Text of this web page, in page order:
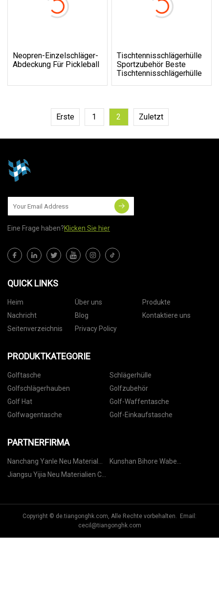
Neopren-Einzelschläger-
Abdeckung Für Pickleball
Tischtennisschlägerhülle
Sportzubehör Beste
Tischtennisschlägerhülle
Erste 1 2 Zuletzt
Eine Frage haben?Klicken Sie hier
QUICK LINKS
Heim Über uns
Produkte
Nachricht
Blog
Kontaktiere uns
Seitenverzeichnis
Privacy Policy
PRODUKTKATEGORIE
Golftasche
Schlägerhülle
Golfschlägerhauben
Golfzubehör
Golf Hat
Golf-Waffentasche
Golfwagentasche
Golf-Einkaufstasche
PARTNERFIRMA
Nanchang Yanle Neu Material
Co., GmbH
Kunshan Bihore Wabe
Jiangsu Yijia Neu Materialien Co.,
Copyright © de.tiangonghk.com, Alle Rechte vorbehalten. Email:
cecil@tiangonghk.com